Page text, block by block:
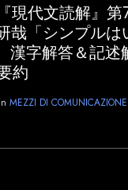
現代文読解』第
哉「シンプルは
字解答＆記述
約
MEZZI DI COMUNICAZIONE